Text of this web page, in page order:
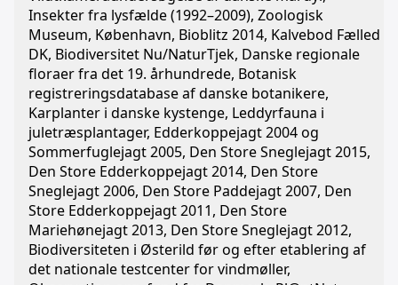
Insekter fra lysfælde (1992–2009), Zoologisk
Museum, København, Bioblitz 2014, Kalvebod Fælled
DK, Biodiversitet Nu/NaturTjek, Danske regionale
floraer fra det 19. århundrede, Botanisk
registreringsdatabase af danske botanikere,
Karplanter i danske kystenge, Leddyrfauna i
juletræsplantager, Edderkoppejagt 2004 og
Sommerfuglejagt 2005, Den Store Sneglejagt 2015,
Den Store Edderkoppejagt 2014, Den Store
Sneglejagt 2006, Den Store Paddejagt 2007, Den
Store Edderkoppejagt 2011, Den Store
Mariehønejagt 2013, Den Store Sneglejagt 2012,
Biodiversiteten i Østerild før og efter etablering af
det nationale testcenter for vindmøller,